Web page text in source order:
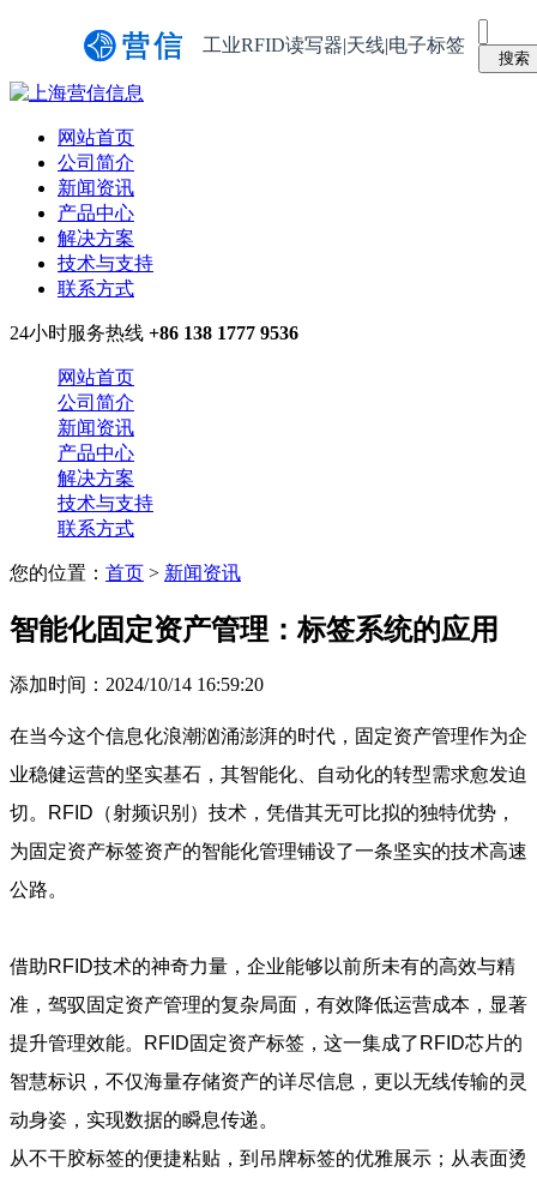
工业RFID读写器|天线|电子标签
网站首页
公司简介
新闻资讯
产品中心
解决方案
技术与支持
联系方式
24小时服务热线 +86 138 1777 9536
网站首页
公司简介
新闻资讯
产品中心
解决方案
技术与支持
联系方式
您的位置： 首页 > 新闻资讯
智能化固定资产管理：标签系统的应用
添加时间：2024/10/14 16:59:20
在当今这个信息化浪潮汹涌澎湃的时代，固定资产管理作为企
业稳健运营的坚实基石，其智能化、自动化的转型需求愈发迫
切。RFID（射频识别）技术，凭借其无可比拟的独特优势，
为固定资产标签资产的智能化管理铺设了一条坚实的技术高速
公路。
借助RFID技术的神奇力量，企业能够以前所未有的高效与精
准，驾驭固定资产管理的复杂局面，有效降低运营成本，显著
提升管理效能。RFID固定资产标签，这一集成了RFID芯片的
智慧标识，不仅海量存储资产的详尽信息，更以无线传输的灵
动身姿，实现数据的瞬息传递。
从不干胶标签的便捷粘贴，到吊牌标签的优雅展示；从表面烫